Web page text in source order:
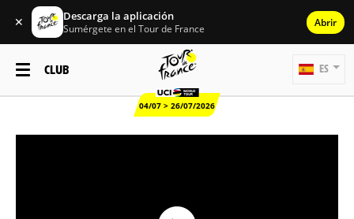
✕ Descarga la aplicación
Sumérgete en el Tour de France Abrir
CLUB
04/07 > 26/07/2026
ES